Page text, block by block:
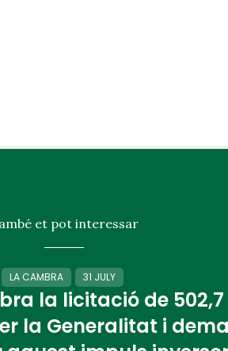
et pot interessar
LA CAMBRA 31 JULY
la licitació de
la Generalitat i